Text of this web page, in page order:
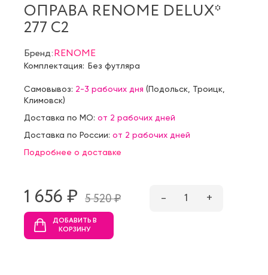
ОПРАВА RENOME DELUX*
277 С2
Бренд:RENOME
Комплектация: Без футляра
Самовывоз: 2-3 рабочих дня (Подольск Троицк
Климовск)
Доставка по МО: от 2 рабочих дней
Доставка по России: от 2 рабочих дней
Подробнее о доставке
1 656 ₷ 5 520 ₷ – 1 +
ДОБАВИТЬ В
КОРЗИНУ